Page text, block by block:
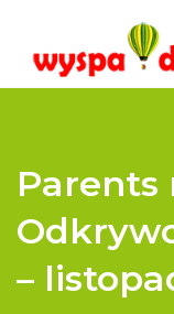
Parents
–